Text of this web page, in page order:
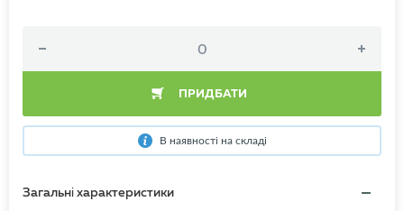
ПРИДБАТИ
В наявності на складі
Загальні характеристики